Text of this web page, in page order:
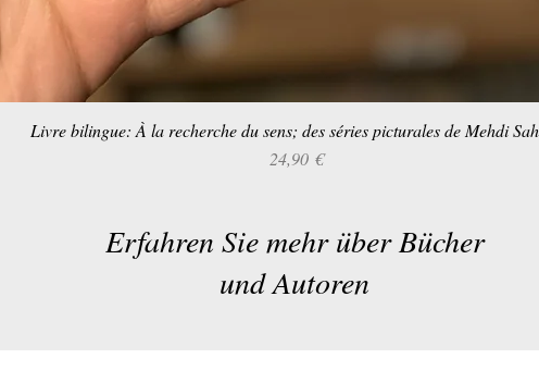
Schnellansicht
Livre bilingue: À la recherche du sens; des séries picturales de Mehdi
Preis
24,90 €
Erfahren Sie mehr über Bücher
und Autoren